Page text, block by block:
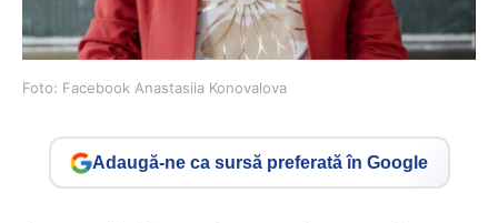
Foto: Facebook Anastasiia Konovalova
Adaugă-ne ca sursă preferată în Google